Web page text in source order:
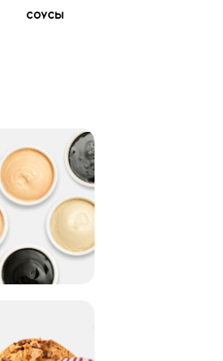
Соусы